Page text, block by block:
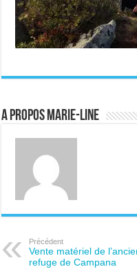
A propos Marie-Line
Précédent
Vente matériel de
refuge de Campana